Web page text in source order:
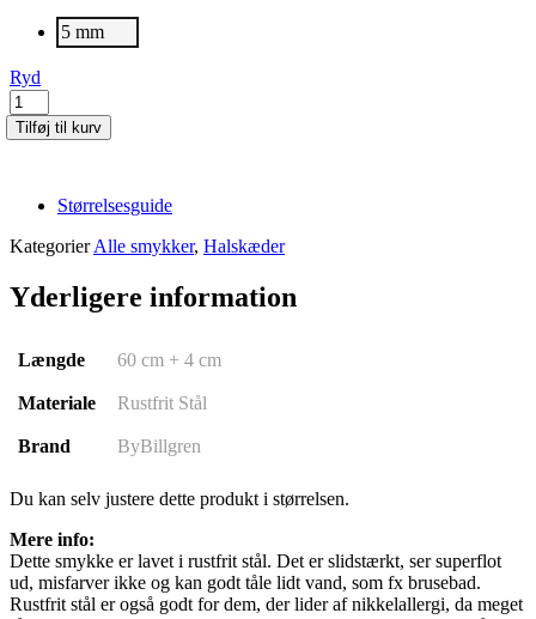
5 mm
Ryd
HAMLET
|
Sølv
Tilføj til kurv
Størrelsesguide
Kategorier Alle smykker, Halskæder
Yderligere information
Længde 60 cm + 4 cm
Materiale Rustfrit Stål
Brand ByBillgren
Du kan selv justere dette produkt i størrelsen.
Mere info:
Dette smykke er lavet i rustfrit stål. Det er slidstærkt, ser superflot
ud, misfarver ikke og kan godt tåle lidt vand, som fx brusebad.
Rustfrit stål er også godt for dem, der lider af nikkelallergi, da meget